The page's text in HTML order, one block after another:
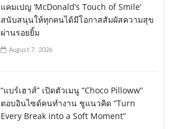
แคมเปญ ‘McDonald’s Touch of Smile’
สนับสนุนให้ทุกคนได้มีโอกาสสัมผัสความสุข
ผ่านรอยยิ้ม
August 7, 2026
“แบร์เฮาส์” เปิดตัวเมนู “Choco Pilloww”
ตอบอินไซด์คนทำงาน ชูแนวคิด “Turn
Every Break into a Soft Moment”